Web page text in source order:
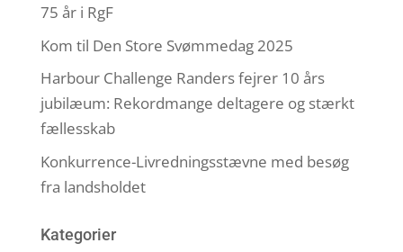
75 år i RgF
Kom til Den Store Svømmedag 2025
Harbour Challenge Randers fejrer 10 års
jubilæum: Rekordmange deltagere og stærkt
fællesskab
Konkurrence-Livredningsstævne med besøg
fra landsholdet
Kategorier